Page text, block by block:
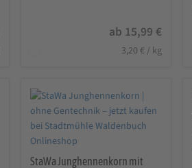
ab 15,99 €
3,20 € / kg
StaWa Junghennenkorn mit